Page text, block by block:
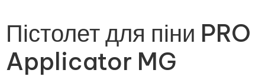
Пістолет для піни PRO
Applicator MG